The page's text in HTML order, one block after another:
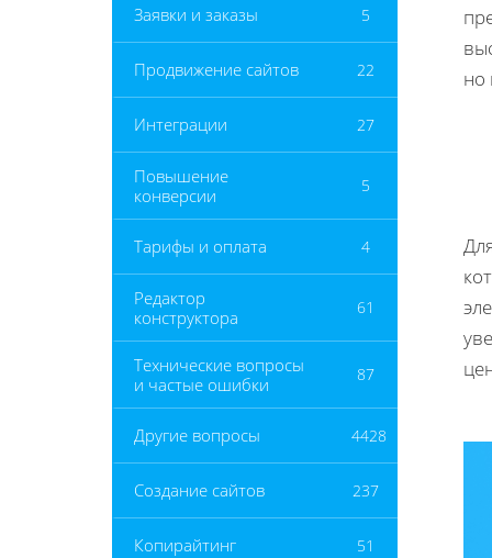
Заявки и заказы 5
Продвижение сайтов 22
Интеграции 27
Повышение
конверсии
5
Тарифы и оплата 4
Редактор
конструктора
61
Технические вопросы
и частые ошибки
87
Другие вопросы 4428
Создание сайтов 237
Копирайтинг 51
но